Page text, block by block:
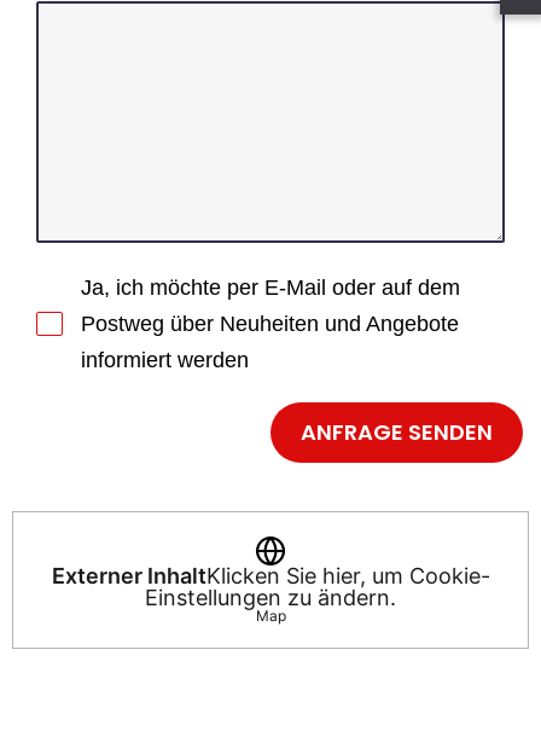
Ja, ich möchte per E-Mail oder auf dem
Postweg über Neuheiten und Angebote
informiert werden
Externer InhaltKlicken Sie hier, um Cookie-
Einstellungen zu ändern.
Map